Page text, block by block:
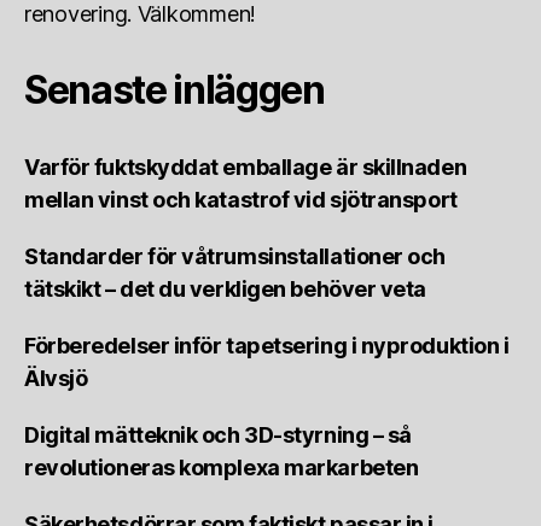
renovering. Välkommen!
Senaste inläggen
Varför fuktskyddat emballage är skillnaden
mellan vinst och katastrof vid sjötransport
Standarder för våtrumsinstallationer och
tätskikt – det du verkligen behöver veta
Förberedelser inför tapetsering i nyproduktion i
Älvsjö
Digital mätteknik och 3D-styrning – så
revolutioneras komplexa markarbeten